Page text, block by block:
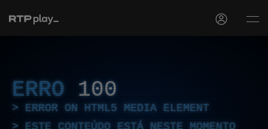
ERRO 100
ERROR ON HTML5 MEDIA ELEMENT
ESTE CONTEÚDO ESTÁ NESTE MOMENTO